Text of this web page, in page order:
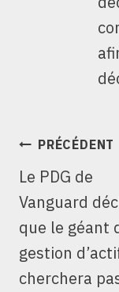
L’ARTICLE
PRÉCÉDENT
Le PDG de
Vanguard
que le géant
gestion
cherchera